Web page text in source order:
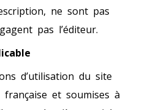
ne sont pas
pas l’éditeur.
d’utilisation du site
et soumises à